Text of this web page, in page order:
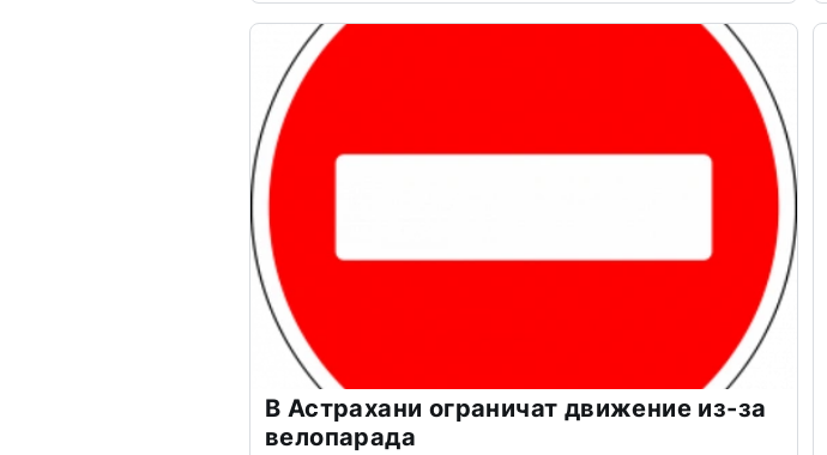
В Астрахани ограничат движение из-за
велопарада